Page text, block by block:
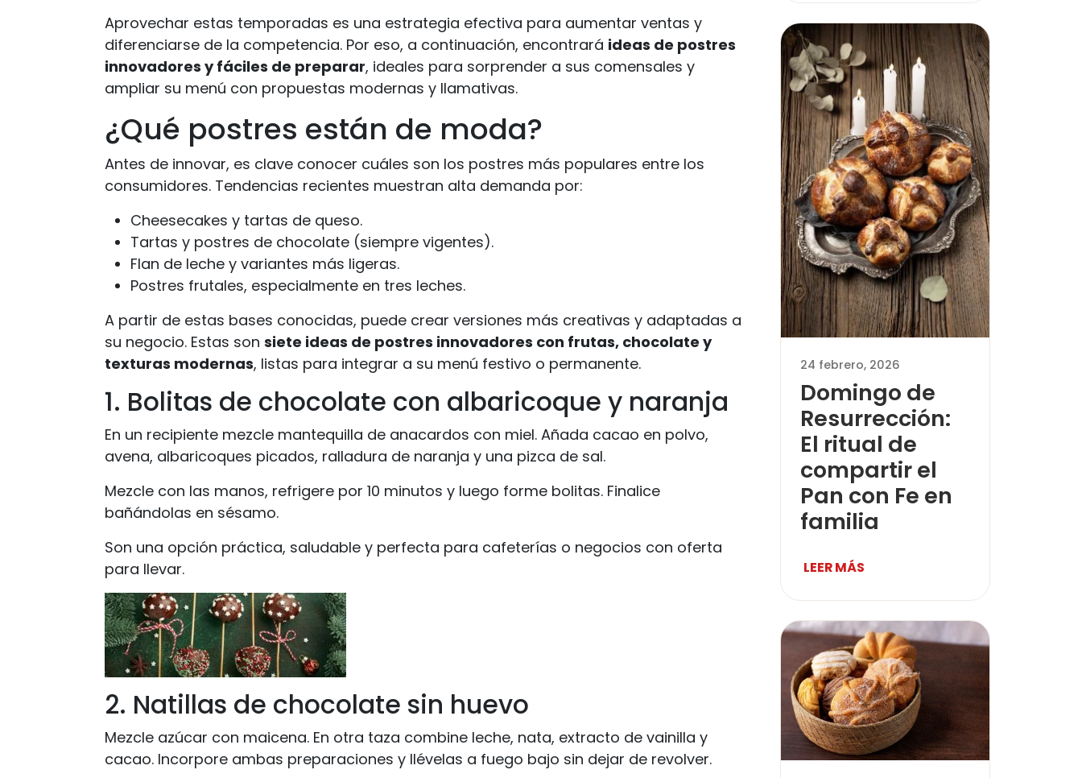
Aprovechar estas temporadas es una estrategia efectiva para aumentar ventas y
diferenciarse de la competencia. Por eso, a continuación, encontrará ideas de postres
innovadores y fáciles de preparar, ideales para sorprender a sus comensales y
ampliar su menú con propuestas modernas y llamativas.
¿Qué postres están de moda?
Antes de innovar, es clave conocer cuáles son los postres más populares entre los
consumidores. Tendencias recientes muestran alta demanda por:
Cheesecakes y tartas de queso.
Tartas y postres de chocolate (siempre vigentes).
Flan de leche y variantes más ligeras.
Postres frutales, especialmente en tres leches.
A partir de estas bases conocidas, puede crear versiones más creativas y adaptadas a
su negocio. Estas son siete ideas de postres innovadores con frutas, chocolate y
texturas modernas, listas para integrar a su menú festivo o permanente.
1. Bolitas de chocolate con albaricoque y naranja
En un recipiente mezcle mantequilla de anacardos con miel. Añada cacao en polvo,
avena, albaricoques picados, ralladura de naranja y una pizca de sal.
Mezcle con las manos, refrigere por 10 minutos y luego forme bolitas. Finalice
bañándolas en sésamo.
Son una opción práctica, saludable y perfecta para cafeterías o negocios con oferta
para llevar.
2. Natillas de chocolate sin huevo
Mezcle azúcar con maicena. En otra taza combine leche, nata, extracto de vainilla y
cacao. Incorpore ambas preparaciones y llévelas a fuego bajo sin dejar de revolver.
24 febrero, 2026
Domingo de
Resurrección:
El ritual de
compartir el
Pan con Fe en
familia
LEER MÁS